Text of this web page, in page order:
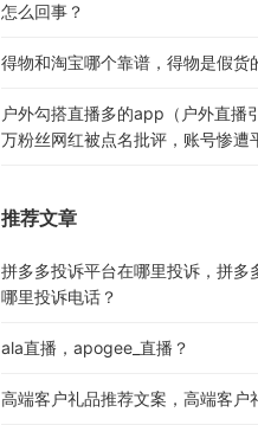
怎么回事？
得物和淘宝哪个靠谱，得物是假货
户外勾搭直播多的app（户外直播
万粉丝网红被点名批评，账号惨遭
推荐文章
拼多多投诉平台在哪里投诉，拼多
哪里投诉电话？
ala直播，apogee_直播？
高端客户礼品推荐文案，高端客户